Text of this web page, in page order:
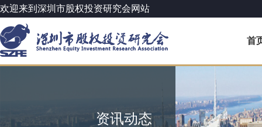
欢迎来到深圳市股权投资研究会网站
首
资讯动态